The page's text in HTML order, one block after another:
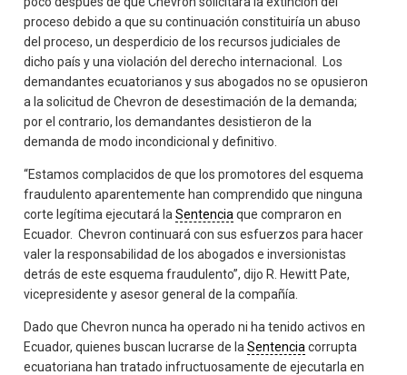
proceso debido a que su continuación constituiría un abuso
del proceso, un desperdicio de los recursos judiciales de
dicho país y una violación del derecho internacional. Los
demandantes ecuatorianos y sus abogados no se opusieron
a la solicitud de Chevron de desestimación de la demanda;
por el contrario, los demandantes desistieron de la
demanda de modo incondicional y definitivo.
“Estamos complacidos de que los promotores del esquema
fraudulento aparentemente han comprendido que ninguna
corte legítima ejecutará laSentencia que compraron en
Ecuador. Chevron continuará con sus esfuerzos para hacer
valer la responsabilidad de los abogados e inversionistas
detrás de este esquema fraudulento”, dijo R. Hewitt Pate,
vicepresidente y asesor general de la compañía.
Dado que Chevron nunca ha operado ni ha tenido activos en
Ecuador, quienes buscan lucrarse de laSentencia corrupta
ecuatoriana han tratado infructuosamente de ejecutarla en